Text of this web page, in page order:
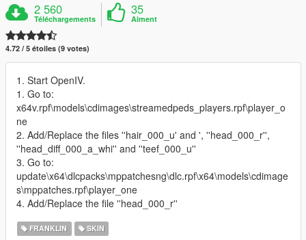
2 560
Téléchargements
35
Aiment
4.72 / 5 étoiles (9 votes)
1. Start OpenIV.
1. Go to:
x64v.rpf\models\cdimages\streamedpeds_players.rpf\player_o
ne
2. Add/Replace the files ''hair_000_u' and ', ''head_000_r'',
''head_diff_000_a_whi'' and ''teef_000_u''
3. Go to:
update\x64\dlcpacks\mppatchesng\dlc.rpf\x64\models\cdimage
s\mppatches.rpf\player_one
4. Add/Replace the file ''head_000_r''
FRANKLIN SKIN